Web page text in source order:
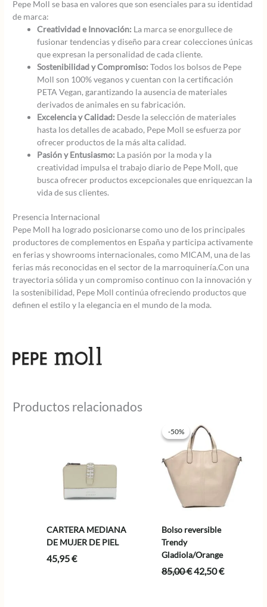
Pepe Moll se basa en valores que son esenciales para su identidad
de marca:
Creatividad e Innovación: La marca se enorgullece de
fusionar tendencias y diseño para crear colecciones únicas
que expresan la personalidad de cada cliente.
Sostenibilidad y Compromiso: Todos los bolsos de Pepe
Moll son 100% veganos y cuentan con la certificación
PETA Vegan, garantizando la ausencia de materiales
derivados de animales en su fabricación.
Excelencia y Calidad: Desde la selección de materiales
hasta los detalles de acabado, Pepe Moll se esfuerza por
ofrecer productos de la más alta calidad.
Pasión y Entusiasmo: La pasión por la moda y la
creatividad impulsa el trabajo diario de Pepe Moll, que
busca ofrecer productos excepcionales que enriquezcan la
vida de sus clientes.
Presencia Internacional
Pepe Moll ha logrado posicionarse como uno de los principales
productores de complementos en España y participa activamente
en ferias y showrooms internacionales, como MICAM, una de las
ferias más reconocidas en el sector de la marroquinería.Con una
trayectoria sólida y un compromiso continuo con la innovación y
la sostenibilidad, Pepe Moll continúa ofreciendo productos que
definen el estilo y la elegancia en el mundo de la moda.
Productos relacionados
CARTERA MEDIANA
DE MUJER DE PIEL
45,95€
-50%
-50%
Bolso reversible
Trendy
Gladiola/Orange
85,00€El
42,50€El